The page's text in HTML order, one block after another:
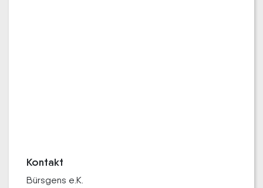
Kontakt
Bürsgens e.K.